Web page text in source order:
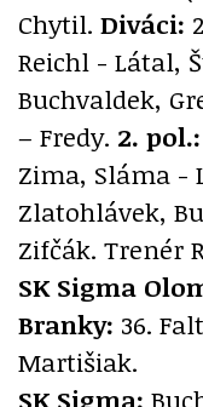
Chytil. Diváci:
Reichl - Látal,
Buchvaldek,
– Fredy. 2. pol.:
Zima, Sláma -
Zlatohlávek,
Zifčák. Trenér
SK Sigma
Branky: 36.
Martišiak.
SK Sigma: